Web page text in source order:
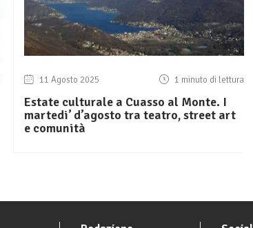
11 Agosto 2025 1 minuto di lettura
Estate culturale a Cuasso al Monte. I
martedi’ d’agosto tra teatro, street art
e comunità